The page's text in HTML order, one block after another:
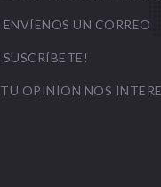
ENVÍENOS UN CORREO
SUSCRÍBETE!
TU OPINÍON NOS